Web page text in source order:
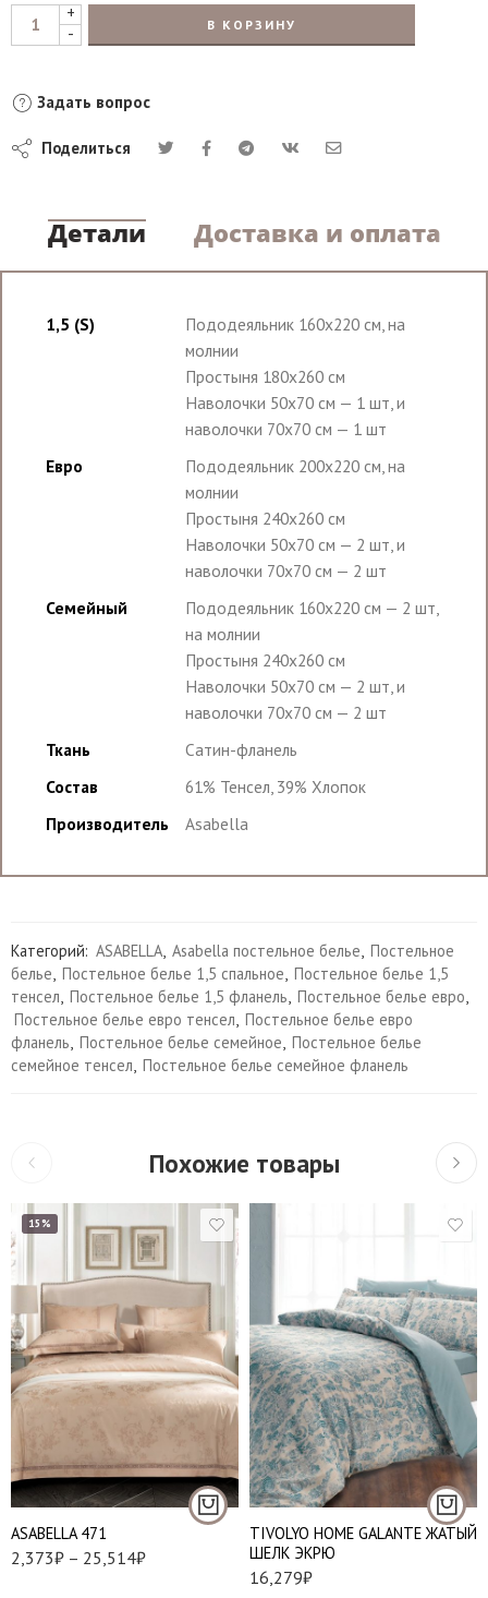
+
-
В КОРЗИНУ
Задать вопрос
Поделиться
Детали Доставка и оплата
1,5 (S)
Пододеяльник 160х220 см, на
молнии
Простыня 180х260 см
Наволочки 50х70 см — 1 шт, и
наволочки 70х70 см — 1 шт
Евро
Пододеяльник 200х220 см, на
молнии
Простыня 240х260 см
Наволочки 50х70 см — 2 шт, и
наволочки 70х70 см — 2 шт
Семейный
Пододеяльник 160х220 см — 2 шт,
на молнии
Простыня 240х260 см
Наволочки 50х70 см — 2 шт, и
наволочки 70х70 см — 2 шт
Ткань
Сатин-фланель
Состав
61% Тенсел, 39% Хлопок
Производитель
Asabella
Категорий: ASABELLA, Asabella постельное белье, Постельное
белье, Постельное белье 1,5 спальное, Постельное белье 1,5
тенсел, Постельное белье 1,5 фланель, Постельное белье евро,
Постельное белье евро тенсел, Постельное белье евро
фланель, Постельное белье семейное, Постельное белье
семейное тенсел, Постельное белье семейное фланель
Похожие товары
15%
АSABELLA 471
2,373₽ – 25,514₽
Евро
Семейный
Наволочки 50х70 см
Наволочки 70х70 см
- 2 шт
TIVOLYO HOME GALANTE ЖАТЫЙ
ШЕЛК ЭКРЮ
16,279₽